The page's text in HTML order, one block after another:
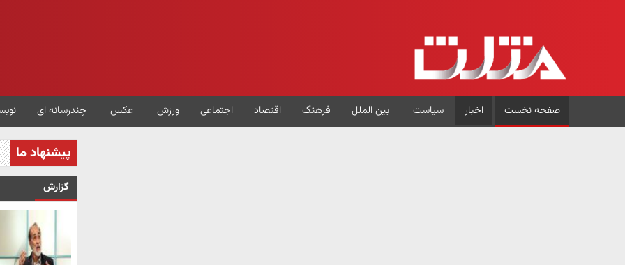
صفحه نخست اخبار سیاست بین الملل فرهنگ اقتصاد اجتماعی ورزش عکس چندرسانه ای
پیشنهاد ما
گزارش